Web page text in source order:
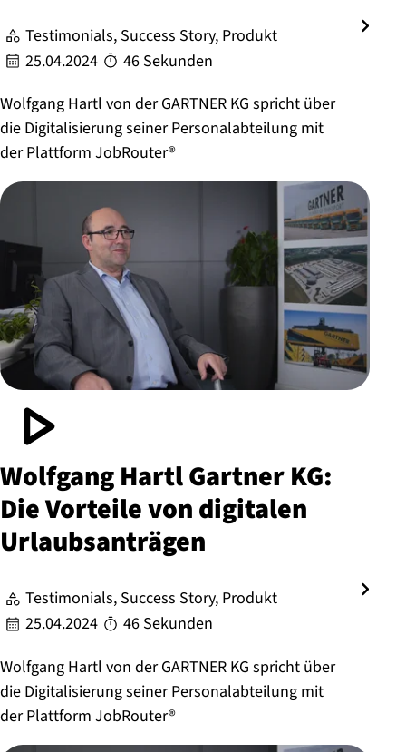
Testimonials, Success Story, Produkt
25.04.2024
46 Sekunden
Wolfgang Hartl von der GARTNER KG spricht über
die Digitalisierung seiner Personalabteilung mit
der Plattform JobRouter®
Wolfgang Hartl Gartner KG:
Die Vorteile von digitalen
Ur­laubs­an­trägen
Testimonials, Success Story, Produkt
25.04.2024
46 Sekunden
Wolfgang Hartl von der GARTNER KG spricht über
die Digitalisierung seiner Personalabteilung mit
der Plattform JobRouter®